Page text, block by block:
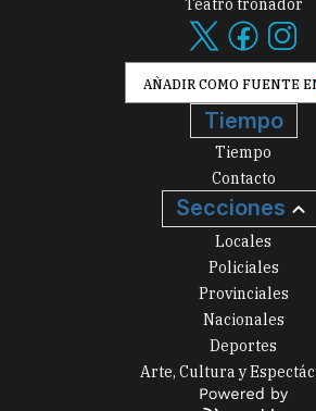
Teatro tronador
AÑADIR COMO FUENTE
Tiempo
Tiempo
Contacto
Secciones
Locales
Policiales
Provinciales
Nacionales
Deportes
Arte, Cultura y